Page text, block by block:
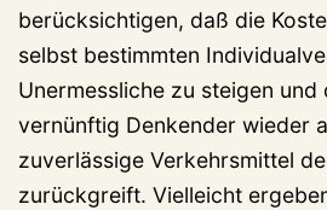
berücksichtigen, daß die
selbst bestimmten
Unermessliche zu steigen und
vernünftig Denkender wieder
zuverlässige Verkehrsmittel
zurückgreift. Vielleicht